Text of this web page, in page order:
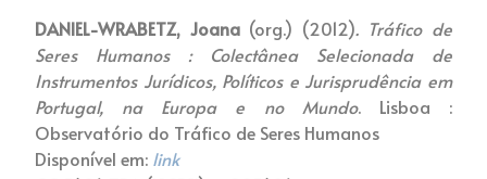
DANIEL-WRABETZ, Joana(org.) (2012). Tráfico de
Seres Humanos : Colectânea Selecionada de
Instrumentos Jurídicos, Políticos e Jurisprudência em
Portugal, na Europa e no Mundo. Lisboa :
Observatório do Tráfico de Seres Humanos
Disponível em: link